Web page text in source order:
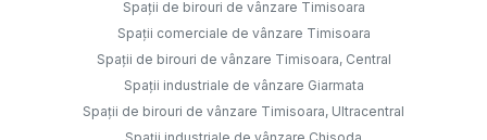
Spații de birouri de vânzare Timisoara
Spații comerciale de vânzare Timisoara
Spații de birouri de vânzare Timisoara, Central
Spații industriale de vânzare Giarmata
Spații de birouri de vânzare Timisoara, Ultracentral